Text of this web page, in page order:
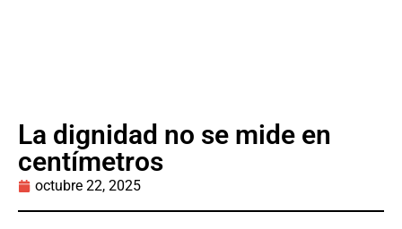
La dignidad no se mide en
centímetros
octubre 22, 2025